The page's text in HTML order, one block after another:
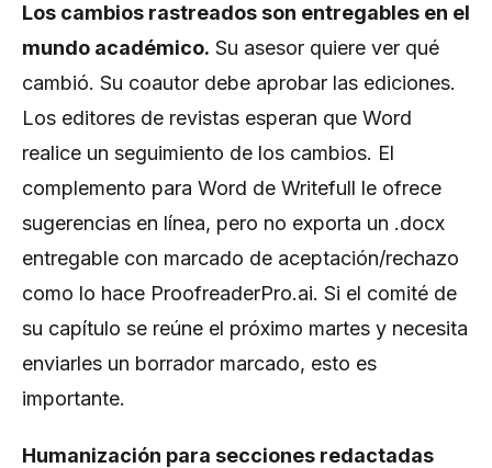
Los cambios rastreados son entregables en el
mundo académico. Su asesor quiere ver qué
cambió. Su coautor debe aprobar las ediciones.
Los editores de revistas esperan que Word
realice un seguimiento de los cambios. El
complemento para Word de Writefull le ofrece
sugerencias en línea, pero no exporta un .docx
entregable con marcado de aceptación/rechazo
como lo hace ProofreaderPro.ai. Si el comité de
su capítulo se reúne el próximo martes y necesita
enviarles un borrador marcado, esto es
importante.
Humanización para secciones redactadas